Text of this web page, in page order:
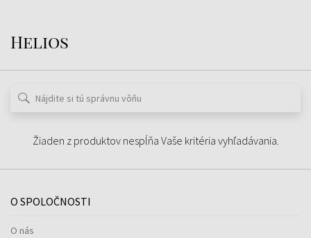
Helios
Žiaden z produktov nespĺňa Vaše kritéria vyhľadávania.
O SPOLOČNOSTI
O nás